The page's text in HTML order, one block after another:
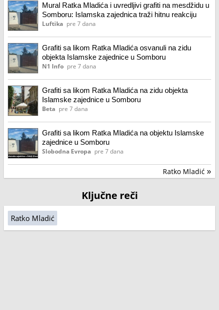
Mural Ratka Mladića i uvredljivi grafiti na mesdžidu u
Somboru: Islamska zajednica traži hitnu reakciju
Luftika pre 7 dana
Grafiti sa likom Ratka Mladića osvanuli na zidu
objekta Islamske zajednice u Somboru
N1 Info pre 7 dana
Grafiti sa likom Ratka Mladića na zidu objekta
Islamske zajednice u Somboru
Beta pre 7 dana
Grafiti sa likom Ratka Mladića na objektu Islamske
zajednice u Somboru
Slobodna Evropa pre 7 dana
Ratko Mladić »
Ključne reči
Ratko Mladić